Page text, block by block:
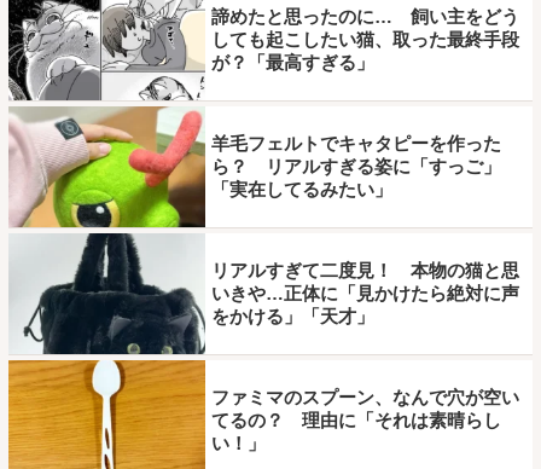
諦めたと思ったのに… 飼い主をどう
しても起こしたい猫、取った最終手段
が？「最高すぎる」
羊毛フェルトでキャタピーを作った
ら？ リアルすぎる姿に「すっご」
「実在してるみたい」
リアルすぎて二度見！ 本物の猫と思
いきや…正体に「見かけたら絶対に声
をかける」「天才」
ファミマのスプーン、なんで穴が空い
てるの？ 理由に「それは素晴らし
い！」